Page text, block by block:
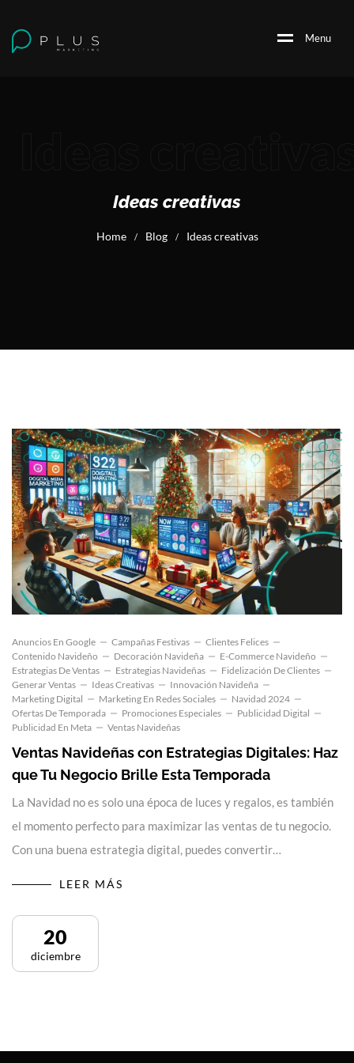
Menu
Ideas creativas
Home / Blog / Ideas creativas
Anuncios En Google Campañas Festivas
Clientes Felices
Contenido Navideño
Decoración Navideña
E-Commerce Navideño
Estrategias De Ventas
Estrategias Navideñas
Fidelización De Clientes
Generar Ventas
Ideas Creativas
Innovación Navideña
Marketing Digital
Marketing En Redes Sociales
Navidad 2024
Ofertas De Temporada
Promociones Especiales
Publicidad Digital
Publicidad En Meta
Ventas Navideñas
Ventas Navideñas con Estrategias Digitales: Haz
que Tu Negocio Brille Esta Temporada
La Navidad no es solo una época de luces y regalos, es también
el momento perfecto para maximizar las ventas de tu negocio.
Con una buena estrategia digital, puedes convertir…
LEER MÁS
20
diciembre